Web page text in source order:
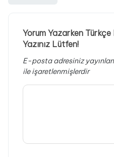
Yorum Yazarken Türkçe
Yazınız Lütfen!
E-posta adresiniz
ile işaretlenmişlerdir